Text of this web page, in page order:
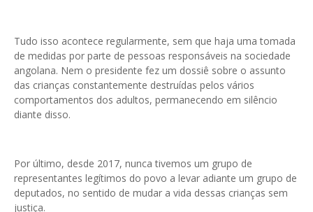
Tudo isso acontece regularmente, sem que haja uma tomada
de medidas por parte de pessoas responsáveis na sociedade
angolana. Nem o presidente fez um dossiê sobre o assunto
das crianças constantemente destruídas pelos vários
comportamentos dos adultos, permanecendo em silêncio
diante disso.
Por último, desde 2017, nunca tivemos um grupo de
representantes legítimos do povo a levar adiante um grupo de
deputados, no sentido de mudar a vida dessas crianças sem
justiça.